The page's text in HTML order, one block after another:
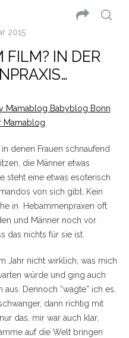
2015
FILM? IN DER
denen Frauen schnaufend
die Männer etwas
steht eine etwas esoterisch
von sich gibt. Kein
in Hebammenpraxen oft
und Männer noch vor
das nichts für sie ist.
Jahr nicht wirklich, was mich
würde und ging auch
Dennoch “wagte” ich es,
dann richtig mit
das, mir war auch klar,
auf die Welt bringen